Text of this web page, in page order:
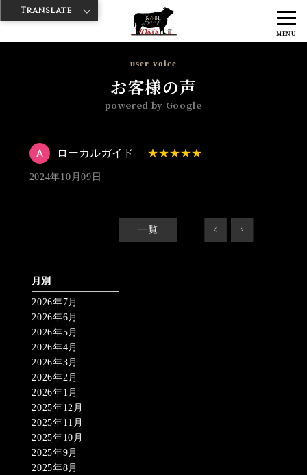
MENU
神戸牛ダイヤ > 神戸牛ダイア 雷門東店
ローカル
ガイド 2024/10/09 No_review
user voice
お客様の声
powered by Google
ローカルガイド
2024年10月09日
一覧 < >
月別
2026年7月
2026年6月
2026年5月
2026年4月
2026年3月
2026年2月
2026年1月
2025年12月
2025年11月
2025年10月
2025年9月
2025年8月
Translate